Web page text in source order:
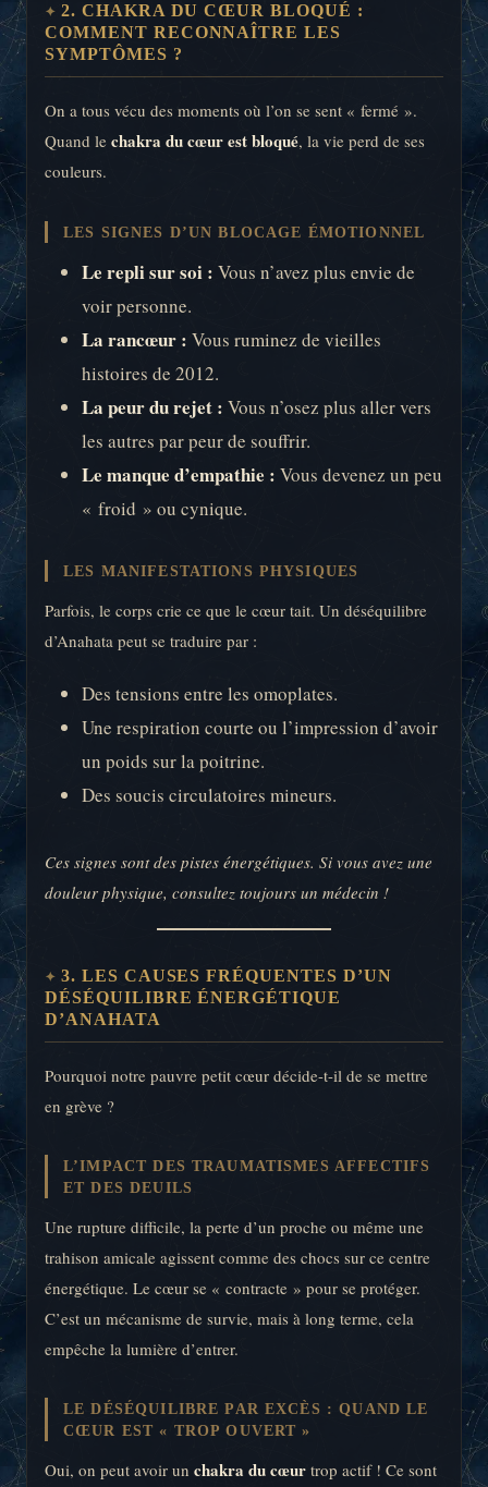
2. CHAKRA DU CŒUR BLOQUÉ :
COMMENT RECONNAÎTRE LES
SYMPTÔMES ?
On a tous vécu des moments où l’on se sent « fermé ».
Quand le chakra du cœur est bloqué, la vie perd de ses
couleurs.
LES SIGNES D’UN BLOCAGE ÉMOTIONNEL
Le repli sur soi : Vous n’avez plus envie de
voir personne.
La rancœur : Vous ruminez de vieilles
histoires de 2012.
La peur du rejet : Vous n’osez plus aller vers
les autres par peur de souffrir.
Le manque d’empathie : Vous devenez un peu
« froid » ou cynique.
LES MANIFESTATIONS PHYSIQUES
Parfois, le corps crie ce que le cœur tait. Un déséquilibre
d’Anahata peut se traduire par :
Des tensions entre les omoplates.
Une respiration courte ou l’impression d’avoir
un poids sur la poitrine.
Des soucis circulatoires mineurs.
Ces signes sont des pistes énergétiques. Si vous avez une
douleur physique, consultez toujours un médecin !
3. LES CAUSES FRÉQUENTES D’UN
DÉSÉQUILIBRE ÉNERGÉTIQUE
D’ANAHATA
Pourquoi notre pauvre petit cœur décide-t-il de se mettre
en grève ?
L’IMPACT DES TRAUMATISMES AFFECTIFS
ET DES DEUILS
Une rupture difficile, la perte d’un proche ou même une
trahison amicale agissent comme des chocs sur ce centre
énergétique. Le cœur se « contracte » pour se protéger.
C’est un mécanisme de survie, mais à long terme, cela
empêche la lumière d’entrer.
LE DÉSÉQUILIBRE PAR EXCÈS : QUAND LE
CŒUR EST « TROP OUVERT »
Oui, on peut avoir un chakra du cœur trop actif ! Ce sont